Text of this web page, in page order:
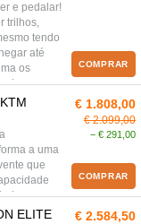
e pedalar!
trilhos,
tendo
até
os
com
e
para
exercício
previsível.
COMPRAR
a uma
que
€ 1.808,00
€ 2.099,00
− € 291,00
COMPRAR
ELITE € 2.584,50